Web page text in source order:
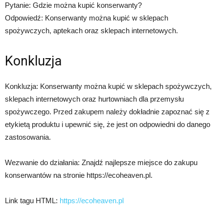
Pytanie: Gdzie można kupić konserwanty?
Odpowiedź: Konserwanty można kupić w sklepach
spożywczych, aptekach oraz sklepach internetowych.
Konkluzja
Konkluzja: Konserwanty można kupić w sklepach spożywczych,
sklepach internetowych oraz hurtowniach dla przemysłu
spożywczego. Przed zakupem należy dokładnie zapoznać się z
etykietą produktu i upewnić się, że jest on odpowiedni do danego
zastosowania.
Wezwanie do działania: Znajdź najlepsze miejsce do zakupu
konserwantów na stronie https://ecoheaven.pl.
Link tagu HTML: https://ecoheaven.pl